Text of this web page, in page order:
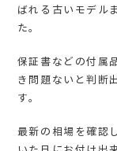
ばれる古いモデル
た。
保証書などの付属
き問題ないと判断
す。
最新の相場を確認